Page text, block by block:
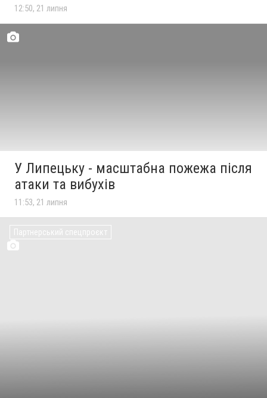
12:50, 21 липня
У Липецьку - масштабна пожежа після
атаки та вибухів
11:53, 21 липня
Партнерський спецпроєкт